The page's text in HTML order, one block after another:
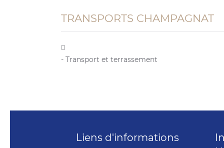
TRANSPORTS CHAMPAGNAT
- Transport et terrassement
Liens d'informations